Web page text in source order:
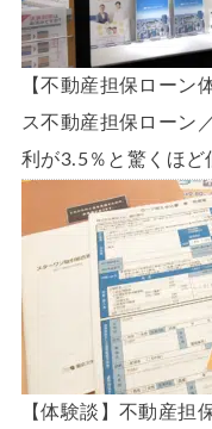
【不動産担保ローン
ス不動産担保ローン
利が3.5％と驚くほど
【体験談】不動産担